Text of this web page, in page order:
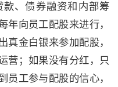
、债券融资和内部筹
年向员工配股来进行，
真金白银来参加配股，
营；如果没有分红，只
员工参与配股的信心，